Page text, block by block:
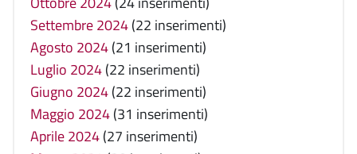
Settembre 2024(22 inserimenti)
Agosto 2024(21 inserimenti)
Luglio 2024(22 inserimenti)
Giugno 2024(22 inserimenti)
Maggio 2024(31 inserimenti)
Aprile 2024(27 inserimenti)